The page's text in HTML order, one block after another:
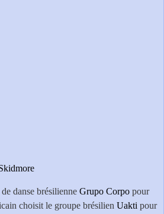
danse brésilienne Grupo Corpo pour
choisit le groupe brésilien Uakti pour